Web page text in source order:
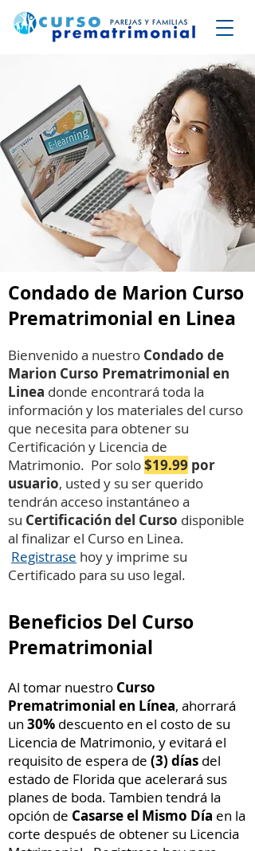
Condado de Marion Curso
Prematrimonial en Linea
Bienvenido a nuestro Condado de
Marion Curso Prematrimonial en
Linea donde encontrará toda la
información y los materiales del curso
que necesita para obtener su
Certificación y Licencia de
Matrimonio. Por solo$19.99 por
usuario, usted y su ser querido
tendrán acceso instantáneo a
su Certificación del Curso disponible
al finalizar el Curso en Linea.
Registrase hoy y imprime su
Certificado para su uso legal.
Beneficios Del Curso
Prematrimonial
Al tomar nuestro Curso
Prematrimonial en Línea, ahorrará
un 30% descuento en el costo de su
Licencia de Matrimonio, y evitará el
requisito de espera de (3) días del
estado de Florida que acelerará sus
planes de boda. Tambien tendrá la
opción de Casarse el Mismo Día en la
corte después de obtener su Licencia